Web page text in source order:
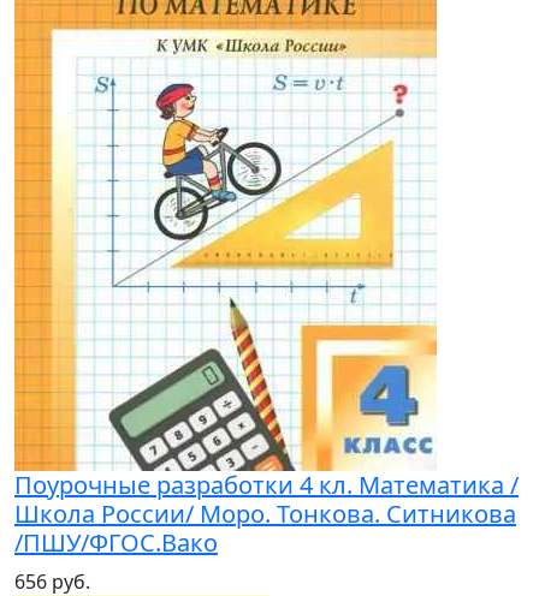
Поурочные разработки 4 кл. Математика /
Школа России/ Моро. Тонкова. Ситникова
/ПШУ/ФГОС.Вако
656 руб.